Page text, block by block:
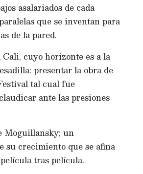
asalariados de cada
que se inventan para
de la pared.
Cali, cuyo horizonte es a la
presentar la obra de
tal cual fue
ante las presiones
Moguillansky; un
su crecimiento que se afina
tras película.